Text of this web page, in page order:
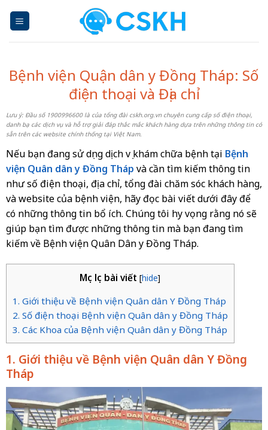
Bệnh viện Quận dân y Đồng Tháp: Số
điện thoại và Địa chỉ
Lưu ý: Đầu số 1900996600 là của tổng đài cskh.org.vn chuyên cung cấp số điện thoại,
danh bạ các dịch vụ và hỗ trợ giải đáp thắc mắc khách hàng dựa trên những thông tin có
sẵn trên các website chính thống tại Việt Nam.
Nếu bạn đang sử dụng dịch vụ khám chữa bệnh tại Bệnh
viện Quân dân y Đồng Tháp và cần tìm kiếm thông tin
như số điện thoại, địa chỉ, tổng đài chăm sóc khách hàng,
và website của bệnh viện, hãy đọc bài viết dưới đây để
có những thông tin bổ ích. Chúng tôi hy vọng rằng nó sẽ
giúp bạn tìm được những thông tin mà bạn đang tìm
kiếm về Bệnh viện Quân Dân y Đồng Tháp.
Mục lục bài viết [hide]
1. Giới thiệu về Bệnh viện Quân dân Y Đồng Tháp
2. Số điện thoại Bệnh viện Quân dân y Đồng Tháp
3. Các Khoa của Bệnh viện Quân dân y Đồng Tháp
1. Giới thiệu về Bệnh viện Quân dân Y Đồng
Tháp